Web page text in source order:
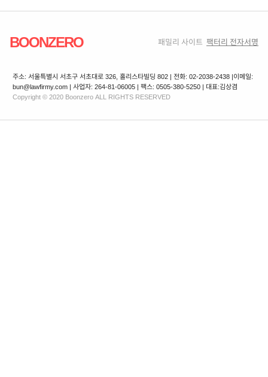
BOONZERO 패밀리 사이트 팩터리 전자서명
주소: 서울특별시 서초구 서초대로 326, 홀리스타빌딩 802 | 전화: 02-2038-2438 |이메일:
bun@lawfirmy.com | 사업자: 264-81-06005 | 팩스: 0505-380-5250 | 대표:김상겸
Copyright © 2020 Boonzero ALL RIGHTS RESERVED